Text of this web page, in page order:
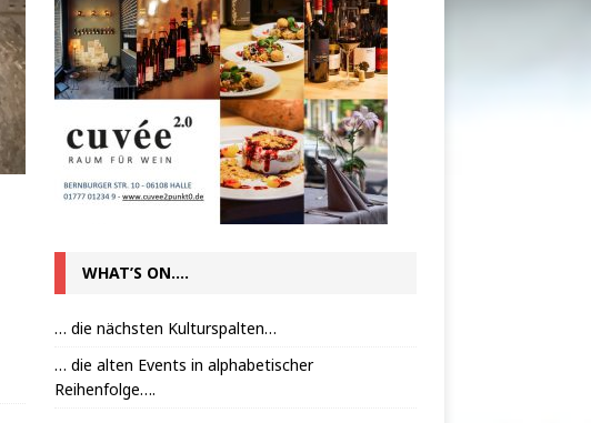
WHAT’S ON….
… die nächsten Kulturspalten…
… die alten Events in alphabetischer
Reihenfolge….